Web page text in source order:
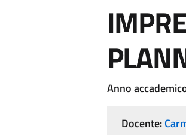
Anno
Docente: